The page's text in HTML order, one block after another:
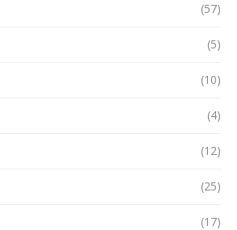
(57)
(5)
(10)
(4)
(12)
(25)
(17)